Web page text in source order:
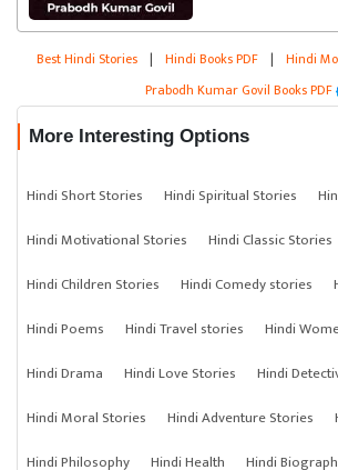
Best Hindi Stories | Hindi Books PDF | Hindi
Prabodh Kumar Govil Books PDF
More Interesting Options
Hindi Short Stories Hindi Spiritual Stories
Hindi Motivational Stories
Hindi Classic Stories
Hindi Children Stories
Hindi Comedy stories
Hindi Poems
Hindi Travel stories
Hindi
Hindi Drama
Hindi Love Stories
Hindi
Hindi Moral Stories
Hindi Adventure Stories
Hindi Philosophy
Hindi Health Hindi